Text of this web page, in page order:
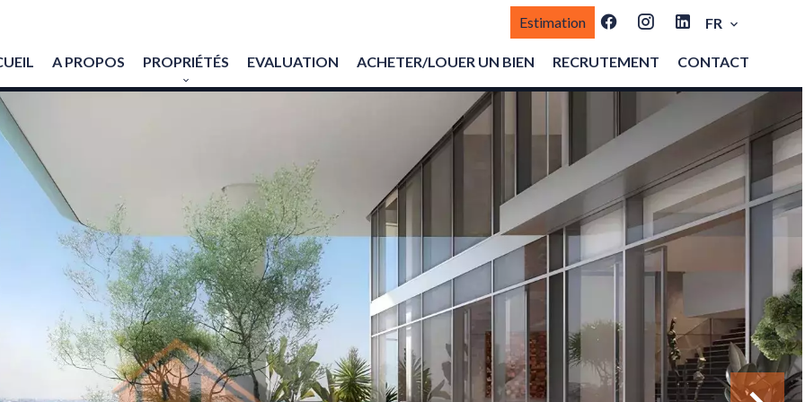
Estimation FR
A PROPOS PROPRIÉTÉS EVALUATION ACHETER/LOUER UN BIEN RECRUTEMENT CONTACT